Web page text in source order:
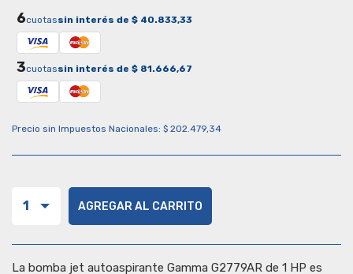
6cuotassin interés de $ 40.833,33
3cuotassin interés de $ 81.666,67
Precio sin Impuestos Nacionales: $ 202.479,34
1 AGREGAR AL CARRITO
La bomba jet autoaspirante Gamma G2779AR de 1 HP es